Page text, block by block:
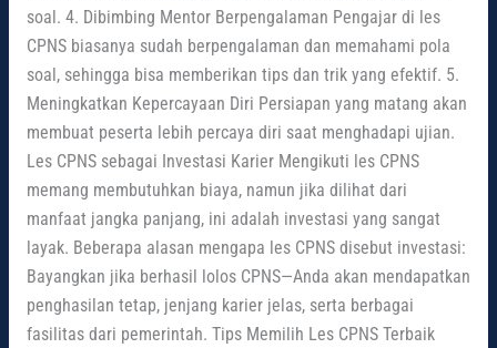
soal. 4. Dibimbing Mentor Berpengalaman Pengajar di les
CPNS biasanya sudah berpengalaman dan memahami pola
soal, sehingga bisa memberikan tips dan trik yang efektif. 5.
Meningkatkan Kepercayaan Diri Persiapan yang matang akan
membuat peserta lebih percaya diri saat menghadapi ujian.
Les CPNS sebagai Investasi Karier Mengikuti les CPNS
memang membutuhkan biaya, namun jika dilihat dari
manfaat jangka panjang, ini adalah investasi yang sangat
layak. Beberapa alasan mengapa les CPNS disebut investasi:
Bayangkan jika berhasil lolos CPNS—Anda akan mendapatkan
penghasilan tetap, jenjang karier jelas, serta berbagai
fasilitas dari pemerintah. Tips Memilih Les CPNS Terbaik